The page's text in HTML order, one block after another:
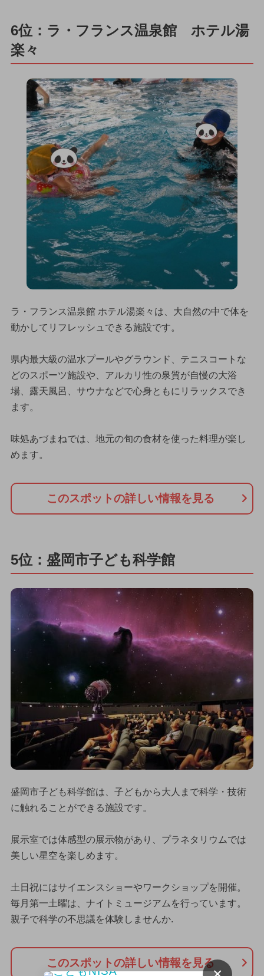
6位：ラ・フランス温泉館 ホテル湯
楽々
ラ・フランス温泉館 ホテル湯楽々は、大自然の中で体を
動かしてリフレッシュできる施設です。
県内最大級の温水プールやグラウンド、テニスコートな
どのスポーツ施設や、アルカリ性の泉質が自慢の大浴
場、露天風呂、サウナなどで心身ともにリラックスでき
ます。
味処あづまねでは、地元の旬の食材を使った料理が楽し
めます。
このスポットの詳しい情報を見る
5位：盛岡市子ども科学館
盛岡市子ども科学館は、子どもから大人まで科学・技術
に触れることができる施設です。
展示室では体感型の展示物があり、プラネタリウムでは
美しい星空を楽しめます。
土日祝にはサイエンスショーやワークショップを開催。
毎月第一土曜は、ナイトミュージアムを行っています。
親子で科学の不思議を体験しませんか.
このスポットの詳しい情報を見る